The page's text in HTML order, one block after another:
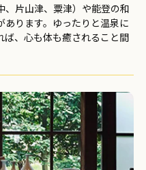
片山津、粟津）や能登の和
ります。ゆったりと温泉に
、心も体も癒されること間